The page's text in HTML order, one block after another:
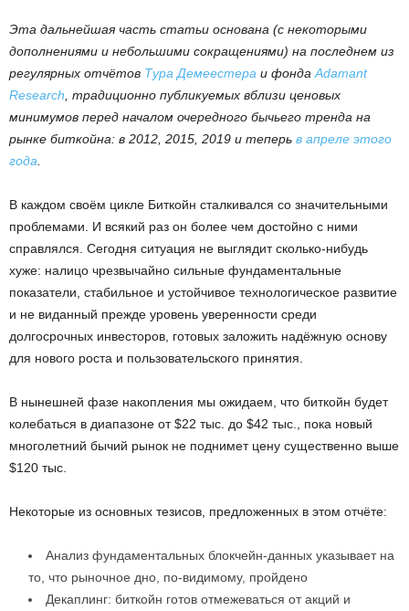
Эта дальнейшая часть статьи основана (с некоторыми
дополнениями и небольшими сокращениями) на последнем из
регулярных отчётов Тура Демеестера и фонда Adamant
Research , традиционно публикуемых вблизи ценовых
минимумов перед началом очередного бычьего тренда на
рынке биткойна: в 2012, 2015, 2019 и теперь в апреле этого
года
В каждом своём цикле Биткойн сталкивался со значительными
проблемами. И всякий раз он более чем достойно с ними
справлялся. Сегодня ситуация не выглядит сколько-нибудь
хуже: налицо чрезвычайно сильные фундаментальные
показатели, стабильное и устойчивое технологическое развитие
и не виданный прежде уровень уверенности среди
долгосрочных инвесторов, готовых заложить надёжную основу
для нового роста и пользовательского принятия.
В нынешней фазе накопления мы ожидаем, что биткойн будет
колебаться в диапазоне от $22 тыс. до $42 тыс., пока новый
многолетний бычий рынок не поднимет цену существенно выше
$120 тыс.
Некоторые из основных тезисов, предложенных в этом отчёте:
Анализ фундаментальных блокчейн-данных указывает на
то, что рыночное дно, по-видимому, пройдено
Декаплинг: биткойн готов отмежеваться от акций и